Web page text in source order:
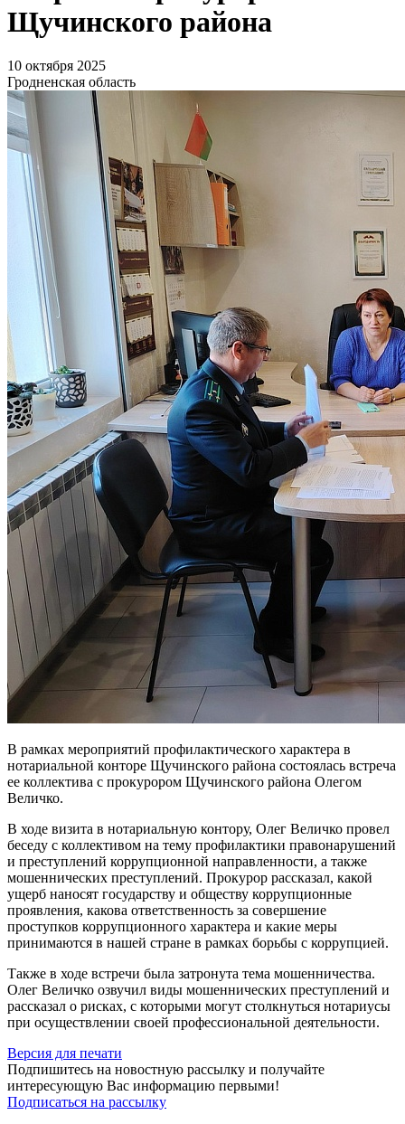
Щучинского района
10 октября 2025
Гродненская область
В рамках мероприятий профилактического характера в
нотариальной конторе Щучинского района состоялась встреча
ее коллектива с прокурором Щучинского района Олегом
Величко.
В ходе визита в нотариальную контору, Олег Величко провел
беседу с коллективом на тему профилактики правонарушений
и преступлений коррупционной направленности, а также
мошеннических преступлений. Прокурор рассказал, какой
ущерб наносят государству и обществу коррупционные
проявления, какова ответственность за совершение
проступков коррупционного характера и какие меры
принимаются в нашей стране в рамках борьбы с коррупцией.
Также в ходе встречи была затронута тема мошенничества.
Олег Величко озвучил виды мошеннических преступлений и
рассказал о рисках, с которыми могут столкнуться нотариусы
при осуществлении своей профессиональной деятельности.
Версия для печати
Подпишитесь на новостную рассылку и получайте
интересующую Вас информацию первыми!
Подписаться на рассылку